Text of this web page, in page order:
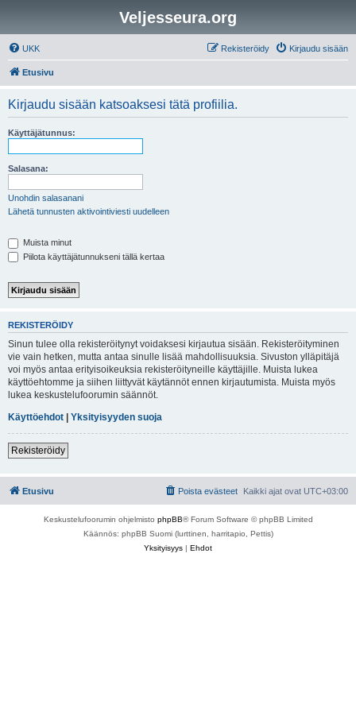
Veljesseura.org
UKK Kirjaudu sisään
Rekisteröidy
Etusivu
Kirjaudu sisään katsoaksesi tätä profiilia.
Käyttäjätunnus:
Salasana:
Unohdin salasanani
Lähetä tunnusten aktivointiviesti uudelleen
Muista minut
Piilota käyttäjätunnukseni tällä kertaa
REKISTERÖIDY
Sinun tulee olla rekisteröitynyt voidaksesi kirjautua sisään. Rekisteröityminen
vie vain hetken, mutta antaa sinulle lisää mahdollisuuksia. Sivuston ylläpitäjä
voi myös antaa erityisoikeuksia rekisteröityneille käyttäjille. Muista lukea
käyttöehtomme ja siihen liittyvät käytännöt ennen kirjautumista. Muista myös
lukea keskustelufoorumin säännöt.
Käyttöehdot | Yksityisyyden suoja
Rekisteröidy
Etusivu Kaikki ajat ovat UTC+03:00
Poista evästeet
Keskustelufoorumin ohjelmisto phpBB® Forum Software © phpBB Limited
Käännös: phpBB Suomi (lurttinen, harritapio, Pettis)
Yksityisyys | Ehdot